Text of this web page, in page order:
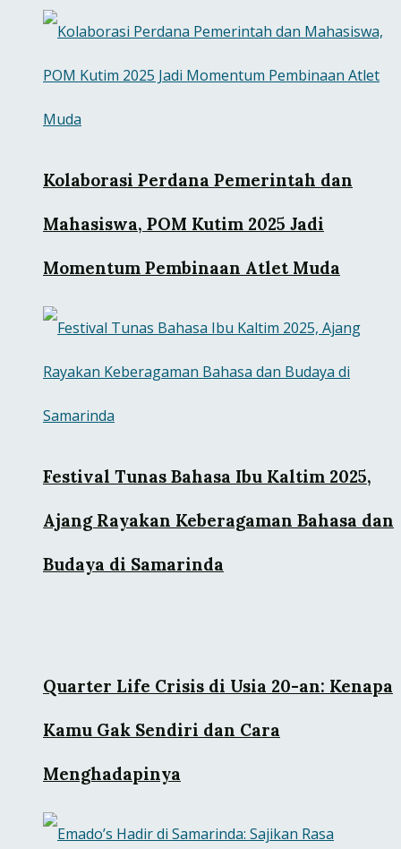
Kolaborasi Perdana Pemerintah dan
Mahasiswa, POM Kutim 2025 Jadi
Momentum Pembinaan Atlet Muda
Festival Tunas Bahasa Ibu Kaltim 2025,
Ajang Rayakan Keberagaman Bahasa dan
Budaya di Samarinda
Quarter Life Crisis di Usia 20-an: Kenapa
Kamu Gak Sendiri dan Cara
Menghadapinya